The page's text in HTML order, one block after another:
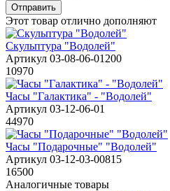
Этот товар отлично дополняют
Скульптура "Водолей"
Артикул 03-08-06-01200
10970
Часы "Галактика" - "Водолей"
Артикул 03-12-06-01
44970
Часы "Подарочные" "Водолей"
Артикул 03-12-03-00815
16500
Аналогичные товары